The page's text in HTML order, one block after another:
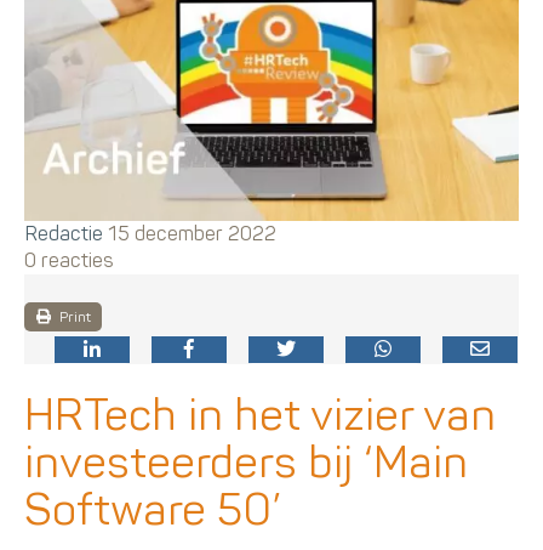
Redactie 15 december 2022
0 reacties
Print
HRTech in het vizier van
investeerders bij ‘Main
Software 50’